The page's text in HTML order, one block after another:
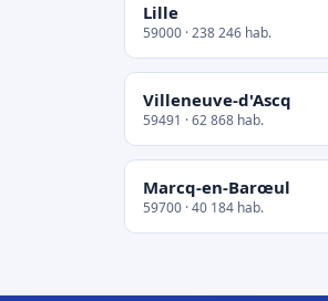
Lille
59000 · 238 246 hab.
Villeneuve-d'Ascq
59491 · 62 868 hab.
Marcq-en-Barœul
59700 · 40 184 hab.